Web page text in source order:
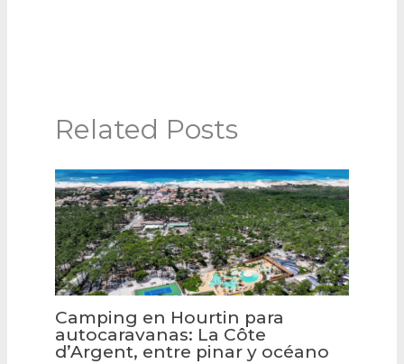
Related Posts
Camping en Hourtin para
autocaravanas: La Côte
d’Argent, entre pinar y océano